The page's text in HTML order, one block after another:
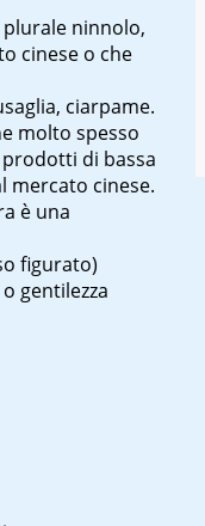
ninnolo,
cinese o che
ciarpame.
molto spesso
di bassa
mercato cinese.
è una
figurato)
gentilezza